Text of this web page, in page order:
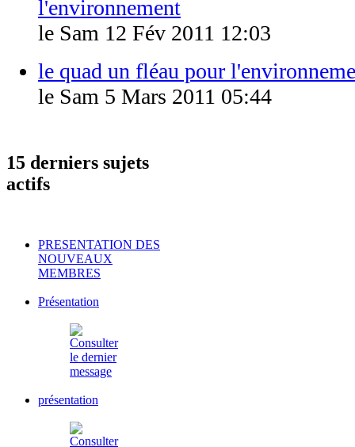
l'environnement
le Sam 12 Fév 2011 12:03
le quad un fléau pour
le Sam 5 Mars 2011 05:44
15 derniers sujets
actifs
PRESENTATION DES
NOUVEAUX
MEMBRES
Présentation
présentation